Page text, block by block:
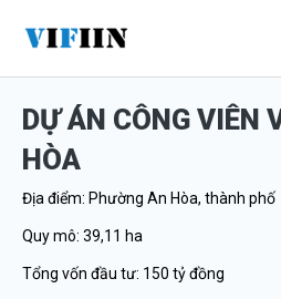
nội
dungDỰ ÁN CÔNG VIÊN
HÒA
Địa điểm: Phường An Hòa, thành phố
Quy mô: 39,11 ha
Tổng vốn đầu tư: 150 tỷ đồng